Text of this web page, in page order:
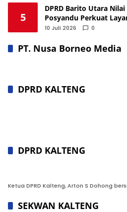
5
DPRD Barito Utara
Posyandu Perkuat
Masyarakat
10 Juli 2026 0
PT. Nusa Borneo Media
DPRD KALTENG
DPRD KALTENG
Ketua DPRD Kalteng, Arton S Dohong
SEKWAN KALTENG